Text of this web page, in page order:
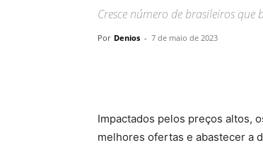
Cresce número de brasileiros
Por Denios - 7 de maio de 2023
Impactados pelos preços altos,
melhores ofertas e abastecer a